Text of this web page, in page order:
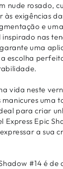
nude rosado,
exigências
e
nas
uma
escolha
vida neste
uma
para criar
Express Epic
a sua
#14 é de